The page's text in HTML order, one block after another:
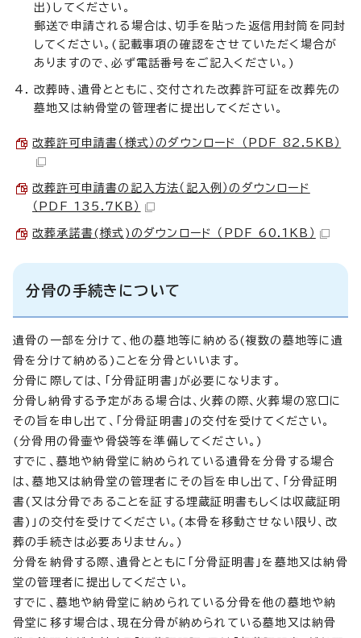
出)してください。
郵送で申請される場合は、切手を貼った返信用封筒を同封
してください。(記載事項の確認をさせていただく場合が
ありますので、必ず電話番号をご記入ください。)
改葬時、遺骨とともに、交付された改葬許可証を改葬先の
墓地又は納骨堂の管理者に提出してください。
改葬許可申請書（様式）のダウンロード （PDF 82.5KB）
改葬許可申請書の記入方法（記入例）のダウンロード
（PDF 135.7KB）
改葬承諾書(様式)のダウンロード （PDF 60.1KB）
分骨の手続きについて
遺骨の一部を分けて、他の墓地等に納める(複数の墓地等に遺
骨を分けて納める)ことを分骨といいます。
分骨に際しては、「分骨証明書」が必要になります。
分骨し納骨する予定がある場合は、火葬の際、火葬場の窓口に
その旨を申し出て、「分骨証明書」の交付を受けてください。
(分骨用の骨壷や骨袋等を準備してください。)
すでに、墓地や納骨堂に納められている遺骨を分骨する場合
は、墓地又は納骨堂の管理者にその旨を申し出て、「分骨証明
書(又は分骨であることを証する埋蔵証明書もしくは収蔵証明
書)」の交付を受けてください。(本骨を移動させない限り、改
葬の手続きは必要ありません。)
分骨を納骨する際、遺骨とともに「分骨証明書」を墓地又は納骨
堂の管理者に提出してください。
すでに、墓地や納骨堂に納められている分骨を他の墓地や納
骨堂に移す場合は、現在分骨が納められている墓地又は納骨